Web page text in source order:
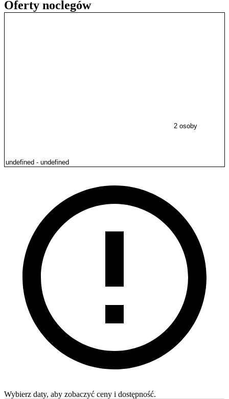
Oferty noclegów
2 osoby
Wybierz daty, aby zobaczyć ceny i dostępność.